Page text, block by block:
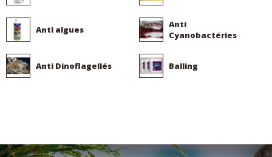
Anti algues
Anti
Cyanobactéries
Anti Dinoflagellés Balling